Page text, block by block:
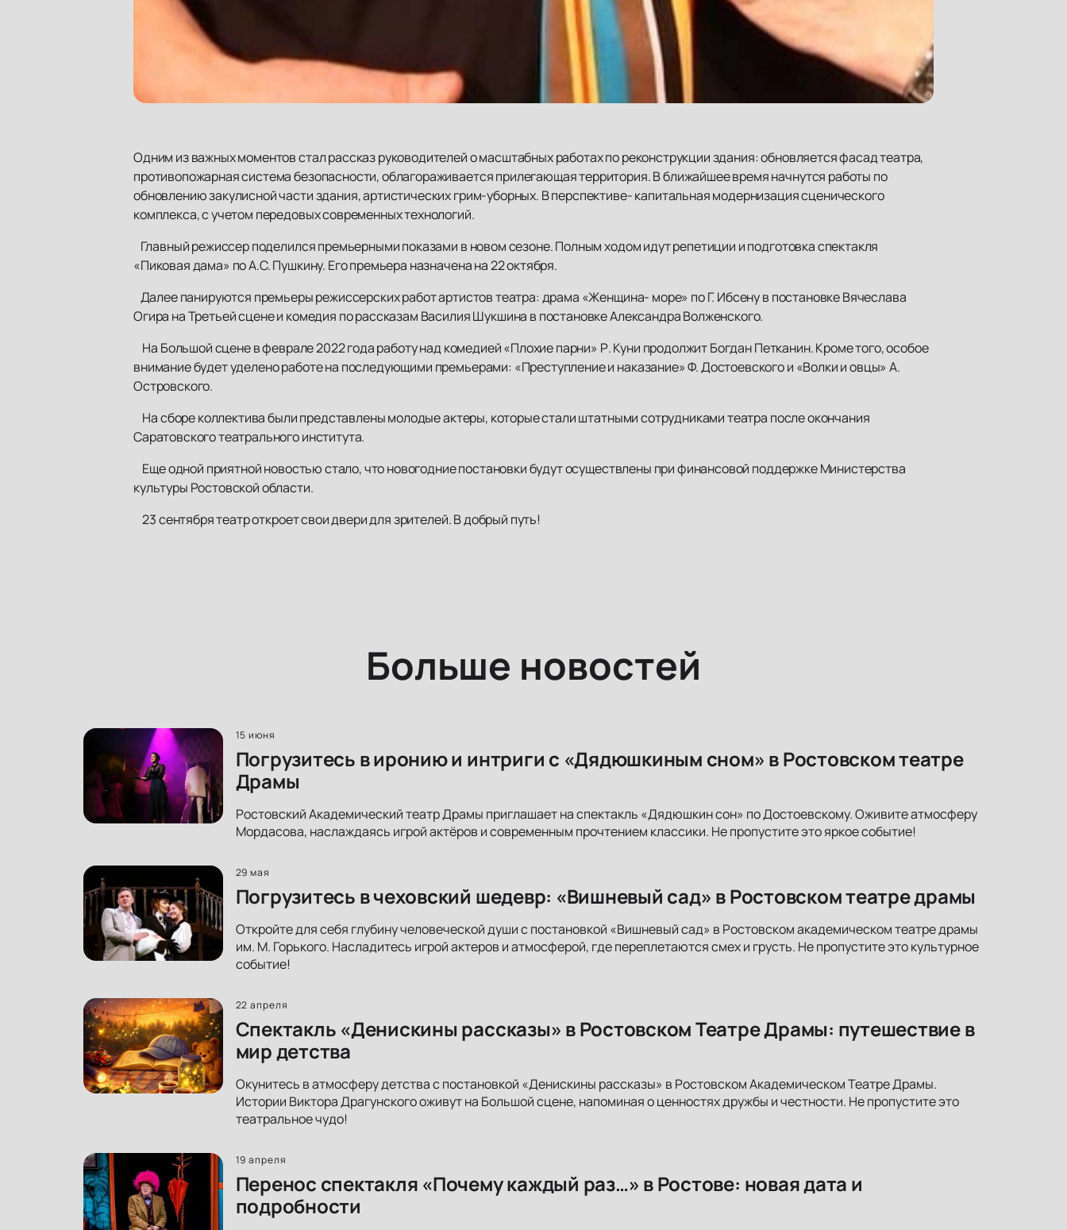
Одним из важных моментов стал рассказ руководителей о масштабных работах по реконструкции здания: обновляется фасад театра,
противопожарная система безопасности, облагораживается прилегающая территория. В ближайшее время начнутся работы по
обновлению закулисной части здания, артистических грим-уборных. В перспективе- капитальная модернизация сценического
комплекса, с учетом передовых современных технологий.
Главный режиссер поделился премьерными показами в новом сезоне. Полным ходом идут репетиции и подготовка спектакля
«Пиковая дама» по А.С. Пушкину. Его премьера назначена на 22 октября.
Далее панируются премьеры режиссерских работ артистов театра: драма «Женщина- море» по Г. Ибсену в постановке Вячеслава
Огира на Третьей сцене и комедия по рассказам Василия Шукшина в постановке Александра Волженского.
На Большой сцене в феврале 2022 года работу над комедией «Плохие парни» Р. Куни продолжит Богдан Петканин. Кроме того, особое
внимание будет уделено работе на последующими премьерами: «Преступление и наказание» Ф. Достоевского и «Волки и овцы» А.
Островского.
На сборе коллектива были представлены молодые актеры, которые стали штатными сотрудниками театра после окончания
Саратовского театрального института.
Еще одной приятной новостью стало, что новогодние постановки будут осуществлены при финансовой поддержке Министерства
культуры Ростовской области.
23 сентября театр откроет свои двери для зрителей. В добрый путь!
Больше новостей
15 июня
Погрузитесь в иронию и интриги с «Дядюшкиным сном» в Ростовском театре
Драмы
Ростовский Академический театр Драмы приглашает на спектакль «Дядюшкин сон» по Достоевскому. Оживите атмосферу
Мордасова, наслаждаясь игрой актёров и современным прочтением классики. Не пропустите это яркое событие!
29 мая
Погрузитесь в чеховский шедевр: «Вишневый сад» в Ростовском театре драмы
Откройте для себя глубину человеческой души с постановкой «Вишневый сад» в Ростовском академическом театре драмы
им. М. Горького. Насладитесь игрой актеров и атмосферой, где переплетаются смех и грусть. Не пропустите это культурное
событие!
22 апреля
Спектакль «Денискины рассказы» в Ростовском Театре Драмы: путешествие в
мир детства
Окунитесь в атмосферу детства с постановкой «Денискины рассказы» в Ростовском Академическом Театре Драмы.
Истории Виктора Драгунского оживут на Большой сцене, напоминая о ценностях дружбы и честности. Не пропустите это
театральное чудо!
19 апреля
Перенос спектакля «Почему каждый раз…» в Ростове: новая дата и
подробности